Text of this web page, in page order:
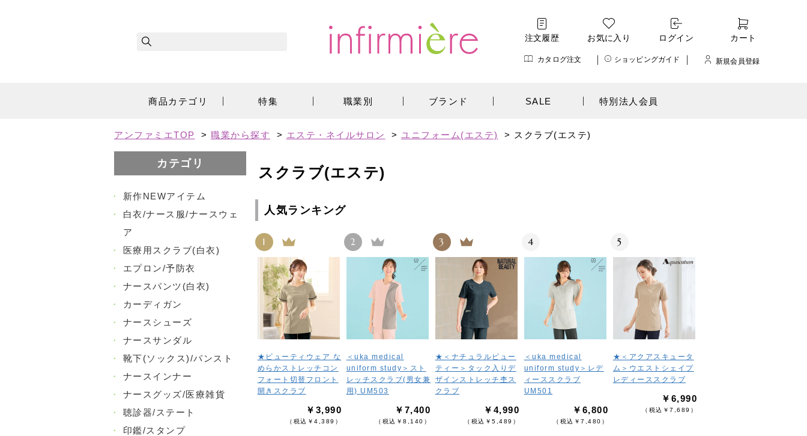
注文履歴 お気に入り ログイン カート
カタログ注文 ショッピングガイド 新規会員登録
商品カテゴリ 特集 職業別 ブランド SALE 特別法人会員
アンファミエTOP > 職業から探す > エステ・ネイルサロン > ユニフォーム(エステ) > スクラブ(エステ)
カテゴリ
・
新作NEWアイテム
・
白衣/ナース服/ナースウェ
ア
・
医療用スクラブ(白衣)
・
エプロン/予防衣
・
ナースパンツ(白衣)
・
カーディガン
・
ナースシューズ
・
ナースサンダル
・
靴下(ソックス)/パンスト
・
ナースインナー
・
ナースグッズ/医療雑貨
・
聴診器/ステート
・
印鑑/スタンプ
スクラブ(エステ)
人気ランキング
1
★ビューティウェア な
めらかストレッチコン
フォート切替フロント
開きスクラブ
￥3,990
（税込￥4,389）
2
＜uka medical
uniform study＞スト
レッチスクラブ(男女兼
用) UM503
￥7,400
（税込￥8,140）
3
★＜ナチュラルビュー
ティー＞タック入りデ
ザインストレッチ杢ス
クラブ
￥4,990
（税込￥5,489）
4
＜uka medical
uniform study＞レデ
ィーススクラブ
UM501
￥6,800
（税込￥7,480）
5
★＜アクアスキュータ
ム＞ウエストシェイプ
レディーススクラブ
￥6,990
（税込￥7,689）